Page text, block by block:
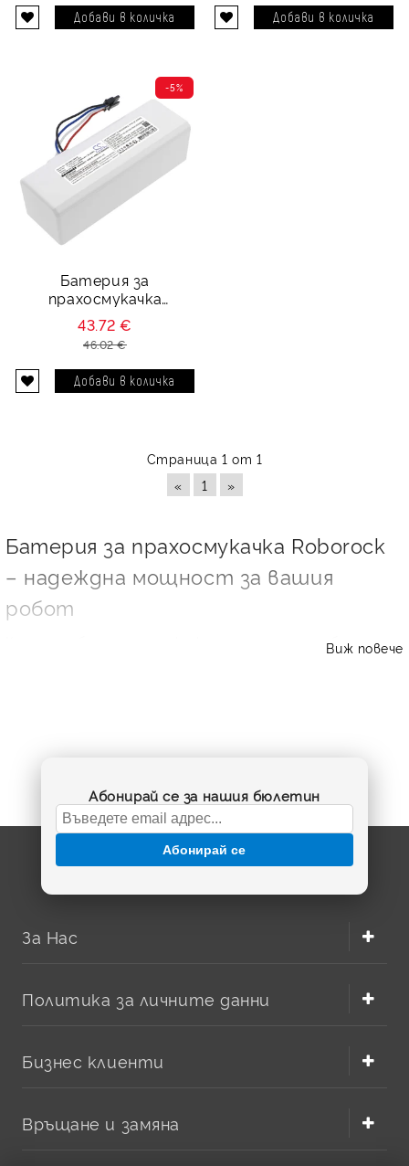
Батерия за
прахосмукачка
Roborock P1904-4S1P-
MM - 14.4V 2500 mAh
-5%
43.72 €
46.02 €
Страница 1 от 1
«
1 »
Батерия за прахосмукачка Roborock
– надеждна мощност за вашия
робот
Когато робот прахосмукачката започне да работи по-
възстановява автономността на уреда и ви помага да
поддържате дома чист без прекъсвания.
Как да разпознаете подходящата батерия Roborock?
Преди покупка сравнете модела на вашата робот
старата батерия. За много устройства Roborock се
използват литиево-йонни батерии 14.4V, но
обикновено означава по-дълго време на работа, стига
В BatteryMarket.bg ще намерите батерии за Roborock S5,
Roborock S552, Roborock S7, Mi First Generation и версии с
Виж повече
Абонирай се за нашия бюлетин
Абонирай се
За Нас
Политика за личните данни
Бизнес клиенти
Връщане и замяна